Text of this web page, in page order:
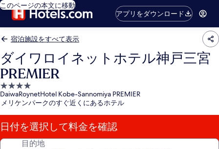
このページの本文に移動
アプリをダウンロード
宿泊施設をすべて表示
ダイワロイネットホテル神戸三宮
PREMIER
4.0
つ
星
宿
泊
施
DaiwaRoynetHotel Kobe-Sannomiya PREMIER
メリケンパークのすぐ近くにあるホテル
日付を選択して料金を確認
目的地